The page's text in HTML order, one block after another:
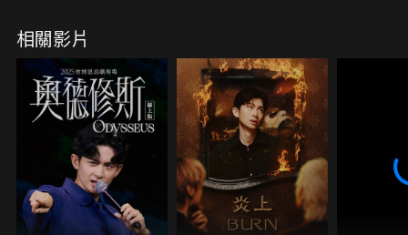
相關影片